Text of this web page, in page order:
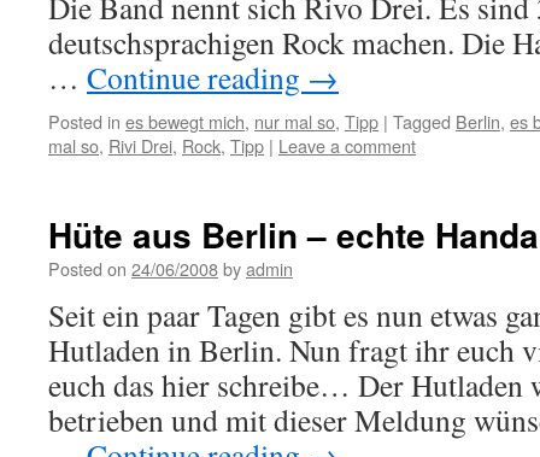
deutschsprachigen Rock machen. Die
… Continue reading →
Posted in es bewegt mich, nur mal so, Tipp | Tagged Berlin, es
mal so, Rivi Drei, Rock, Tipp | Leave a comment
Hüte aus Berlin – echte
Posted on 24/06/2008byadmin
Seit ein paar Tagen gibt es nun etwas
Hutladen in Berlin. Nun fragt ihr euch
euch das hier schreibe… Der
betrieben und mit dieser Meldung